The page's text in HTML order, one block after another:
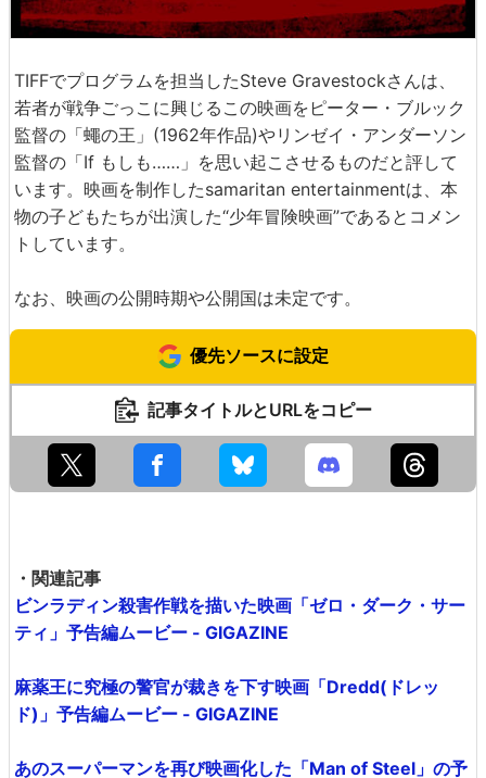
TIFFでプログラムを担当したSteve Gravestockさんは、
若者が戦争ごっこに興じるこの映画をピーター・ブルック
監督の「蠅の王」(1962年作品)やリンゼイ・アンダーソン
監督の「If もしも……」を思い起こさせるものだと評して
います。映画を制作したsamaritan entertainmentは、本
物の子どもたちが出演した“少年冒険映画”であるとコメン
トしています。
なお、映画の公開時期や公開国は未定です。
優先ソースに設定
記事タイトルとURLをコピー
・関連記事
ビンラディン殺害作戦を描いた映画「ゼロ・ダーク・サー
ティ」予告編ムービー - GIGAZINE
麻薬王に究極の警官が裁きを下す映画「Dredd(ドレッ
ド)」予告編ムービー - GIGAZINE
あのスーパーマンを再び映画化した「Man of Steel」の予